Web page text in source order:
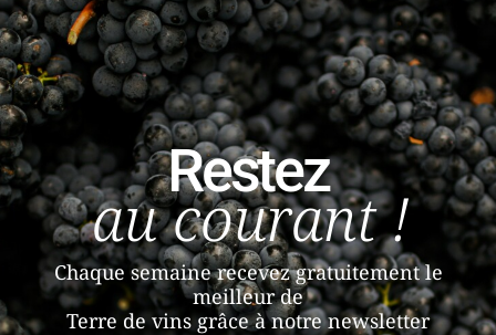
Restez
au courant !
Chaque semaine recevez gratuitement le
meilleur de
Terre de vins grâce à notre newsletter